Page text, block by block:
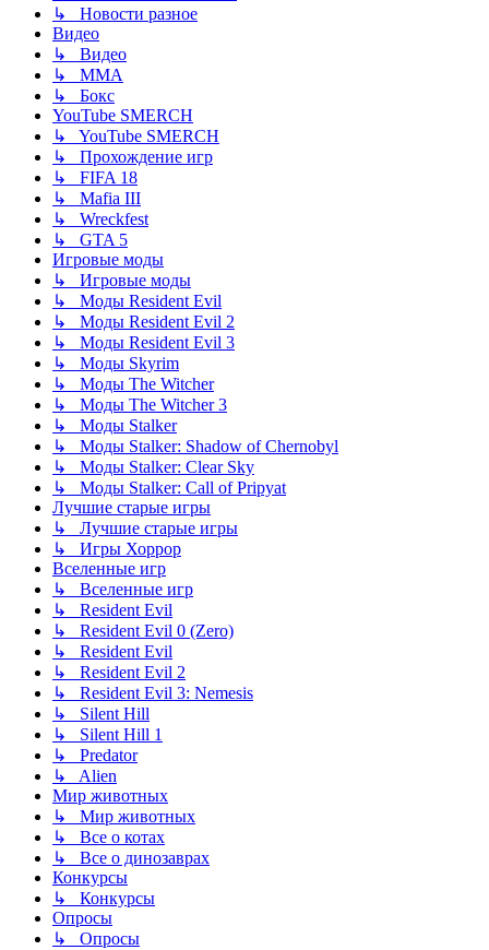
↳ Новости разное
Видео
↳ Видео
↳ ММА
↳ Бокс
YouTube SMERCH
↳ YouTube SMERCH
↳ Прохождение игр
↳ FIFA 18
↳ Mafia III
↳ Wreckfest
↳ GTA 5
Игровые моды
↳ Игровые моды
↳ Моды Resident Evil
↳ Моды Resident Evil 2
↳ Моды Resident Evil 3
↳ Моды Skyrim
↳ Моды The Witcher
↳ Моды The Witcher 3
↳ Моды Stalker
↳ Моды Stalker: Shadow of Chernobyl
↳ Моды Stalker: Clear Sky
↳ Моды Stalker: Call of Pripyat
Лучшие старые игры
↳ Лучшие старые игры
↳ Игры Хоррор
Вселенные игр
↳ Вселенные игр
↳ Resident Evil
↳ Resident Evil 0 (Zero)
↳ Resident Evil
↳ Resident Evil 2
↳ Resident Evil 3: Nemesis
↳ Silent Hill
↳ Silent Hill 1
↳ Predator
↳ Alien
Мир животных
↳ Мир животных
↳ Все о котах
↳ Все о динозаврах
Конкурсы
↳ Конкурсы
Опросы
↳ Опросы